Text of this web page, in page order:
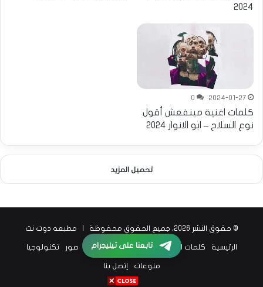
2024
2024-01-27
0
كلمات اغنية مينفعش أقول
نوع السلاح – ابو الانوار 2024
تحميل المزيد
© حقوق النشر 2026، جميع الحقوق محفوظة | مطبعه دوت نت
الرئيسية كلمات اغاني اخبار الفن اخبار الرياضة صور تكنولوجيا
منوعات إتصل بنا
تابعنا على تيليجرام